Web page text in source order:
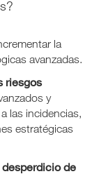
la
avanzadas.
riesgos
y
las incidencias,
estratégicas
de